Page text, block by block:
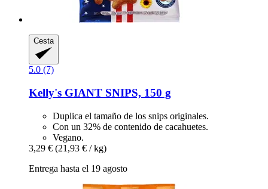
Cesta
5.0 (7)
Kelly's GIANT SNIPS, 150 g
Duplica el tamaño de los snips originales.
Con un 32% de contenido de cacahuetes.
Vegano.
3,29 € (21,93 € / kg)
Entrega hasta el 19 agosto